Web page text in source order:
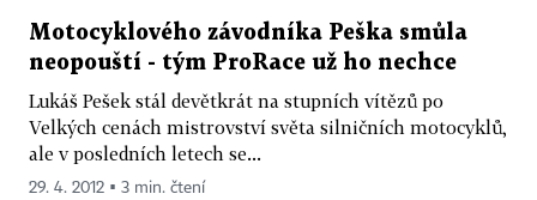
Motocyklového závodníka Peška smůla
neopouští - tým ProRace už ho nechce
Lukáš Pešek stál devětkrát na stupních vítězů po
Velkých cenách mistrovství světa silničních motocyklů,
ale v posledních letech se...
29. 4. 2012 ▪ 3 min. čtení